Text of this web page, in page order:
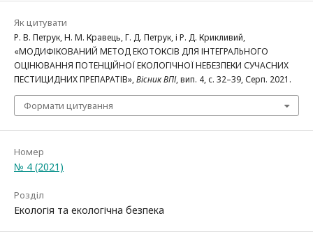
Як цитувати
Р. В. Петрук, Н. М. Кравець, Г. Д. Петрук, і Р. Д. Крикливий,
«МОДИФІКОВАНИЙ МЕТОД ЕКОТОКСІВ ДЛЯ ІНТЕГРАЛЬНОГО
ОЦІНЮВАННЯ ПОТЕНЦІЙНОЇ ЕКОЛОГІЧНОЇ НЕБЕЗПЕКИ СУЧАСНИХ
ПЕСТИЦИДНИХ ПРЕПАРАТІВ»,Вісник ВПІ, вип. 4, с. 32–39, Серп. 2021.
Формати цитування
Номер
№ 4 (2021)
Розділ
Екологія та екологічна безпека